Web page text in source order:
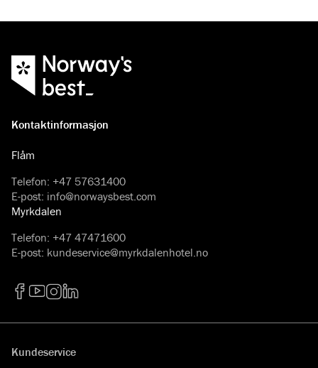
Kontaktinformasjon
Flåm
Telefon: +47 57631400
E-post: info@norwaysbest.com
Myrkdalen
Telefon: +47 47471600
E-post: kundeservice@myrkdalenhotel.no
Kundeservice